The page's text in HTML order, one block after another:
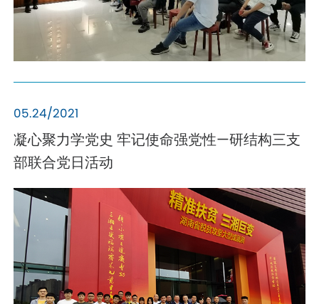
05.24/2021
凝心聚力学党史 牢记使命强党性—研结构三支
部联合党日活动